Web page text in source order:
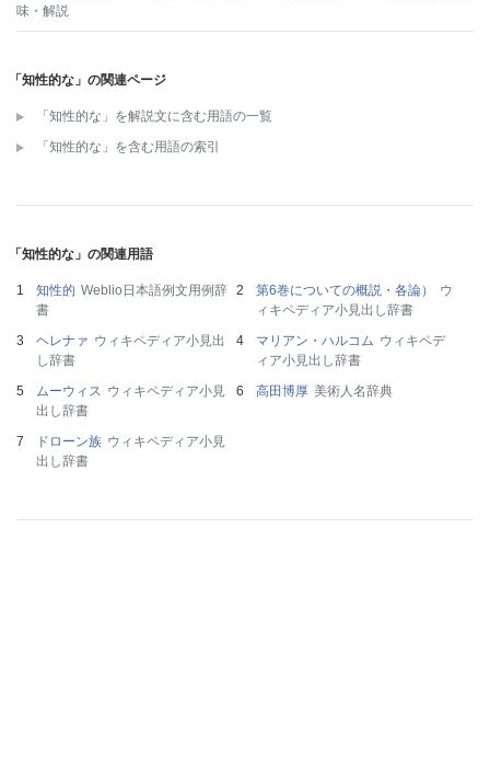
味・解説
「知性的な」の関連ページ
「知性的な」を解説文に含む用語の一覧
「知性的な」を含む用語の索引
「知性的な」の関連用語
知性的 Weblio日本語例文用例辞
書
第6巻についての概説・各論）
ウ
ィキペディア小見出し辞書
ヘレナァ ウィキペディア小見出
し辞書
マリアン・ハルコム ウィキペデ
ィア小見出し辞書
ムーウィス ウィキペディア小見
出し辞書
高田博厚 美術人名辞典
ドローン族 ウィキペディア小見
出し辞書